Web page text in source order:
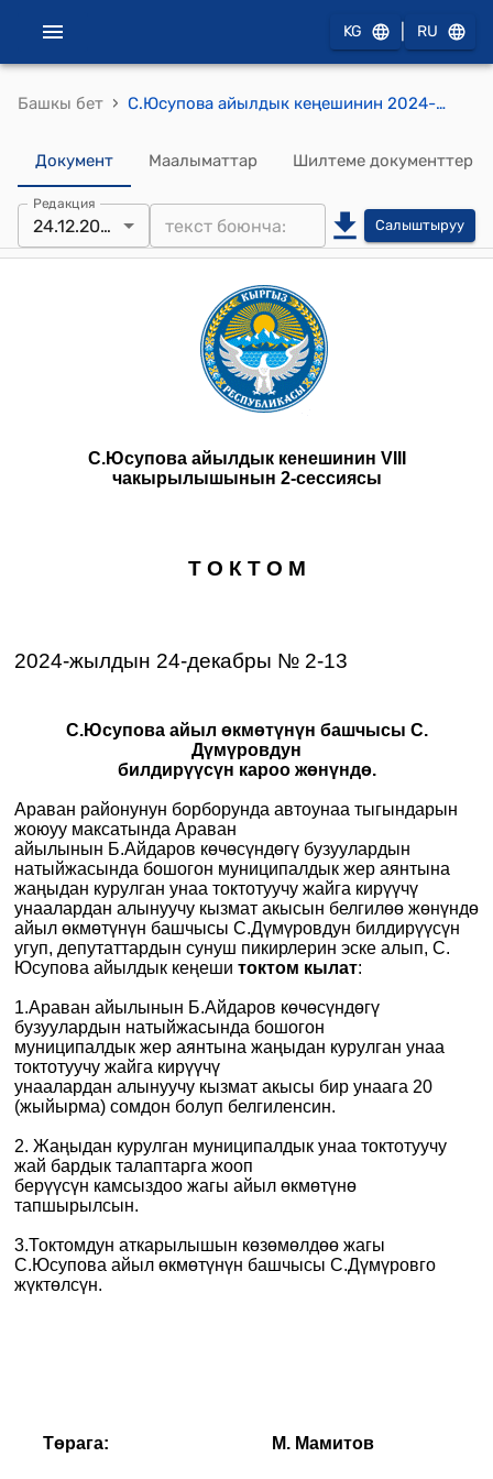
KG RU
Башкы бет › С.Юсупова айылдык кеңешинин 2024-жылдын 24-декбрындагы №2-13 С.Юсупова айыл өкмөтүнүн башчысы С. Дүмүровдун билдирүүсүн кароо жөнүндө токтому
Документ Маалыматтар Шилтеме документтер
Редакция
24.12.2024 Салыштыруу